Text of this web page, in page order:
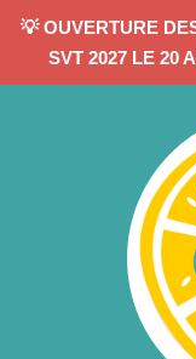
💡 OUVERTURE
SVT 2027 LE 20